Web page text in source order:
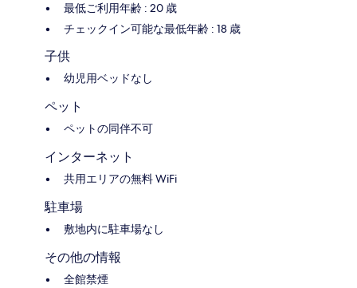
最低ご利用年齢 : 20 歳
チェックイン可能な最低年齢 : 18 歳
子供
幼児用ベッドなし
ペット
ペットの同伴不可
インターネット
共用エリアの無料 WiFi
駐車場
敷地内に駐車場なし
その他の情報
全館禁煙